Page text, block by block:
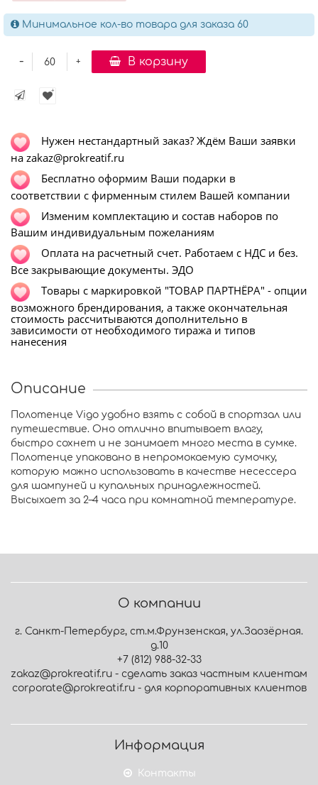
Минимальное кол-во товара для заказа 60
+
- В корзину
Нужен нестандартный заказ? Ждём Ваши заявки
на zakaz@prokreatif.ru
Бесплатно оформим Ваши подарки в
соответствии с фирменным стилем Вашей компании
Изменим комплектацию и состав наборов по
Вашим индивидуальным пожеланиям
Оплата на расчетный счет. Работаем с НДС и без.
Все закрывающие документы. ЭДО
Товары с маркировкой "ТОВАР ПАРТНЁРА" - опции
возможного брендирования, а также окончательная
стоимость рассчитываются дополнительно в
зависимости от необходимого тиража и типов
нанесения
Описание
Полотенце Vigo удобно взять с собой в спортзал или
путешествие. Оно отлично впитывает влагу,
быстро сохнет и не занимает много места в сумке.
Полотенце упаковано в непромокаемую сумочку,
которую можно использовать в качестве несессера
для шампуней и купальных принадлежностей.
Высыхает за 2–4 часа при комнатной температуре.
О компании
г. Санкт-Петербург, ст.м.Фрунзенская, ул.Заозёрная.
д.10
+7 (812) 988-32-33
zakaz@prokreatif.ru - сделать заказ частным клиентам
corporate@prokreatif.ru - для корпоративных клиентов
Информация
Контакты